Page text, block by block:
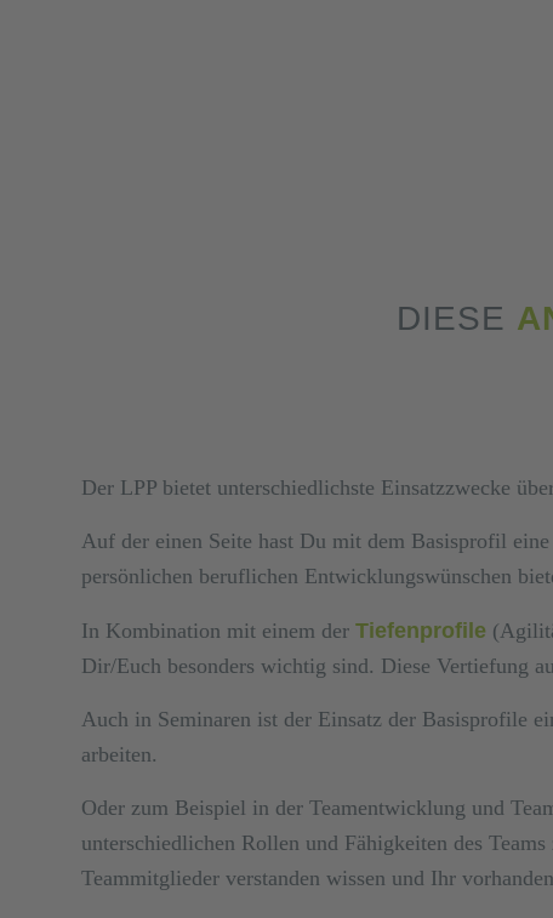
DIESE
Der LPP bietet unterschiedlichste Einsatzzwecke
​Auf der einen Seite hast Du mit dem Basisprofil
persönlichen beruflichen Entwicklungswünschen
​In Kombination mit einem der Tiefenprofile
Dir/Euch besonders wichtig sind. Diese Vertiefung
​Auch in Seminaren ist der Einsatz der Basisprofile
arbeiten.
Oder zum Beispiel in der Teamentwicklung und
unterschiedlichen Rollen und Fähigkeiten des
Teammitglieder verstanden wissen und Ihr